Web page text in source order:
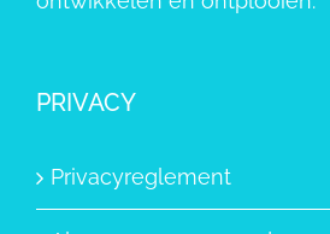
PRIVACY
Privacyreglement